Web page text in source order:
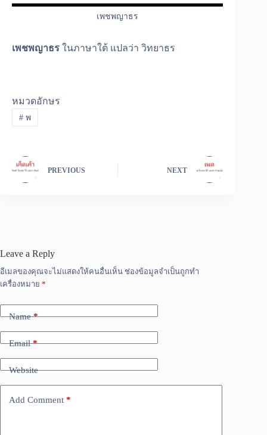
เพชพญาธร
เพชพญาธร ในภาษาใต้ แปลว่า วิทยาธร
หมวดอักษร
#พ
PREVIOUS NEXT
Leave a Reply
อีเมลของคุณจะไม่แสดงให้คนอื่นเห็น ช่องข้อมูลจำเป็นถูกทำ
เครื่องหมาย *
Name*
Email*
Website
Add Comment *